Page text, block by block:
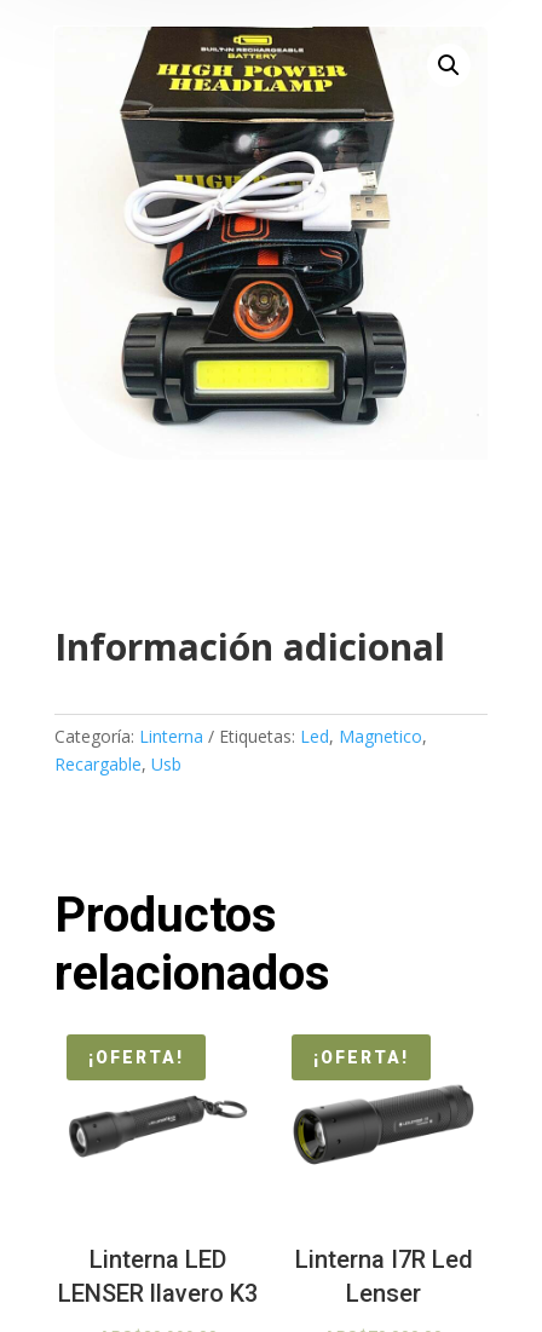
Información adicional
Categoría: Linterna Etiquetas: Led, Magnetico,
Recargable, Usb
Productos
relacionados
¡OFERTA!
Linterna LED
LENSER llavero K3
¡OFERTA!
Linterna I7R Led
Lenser